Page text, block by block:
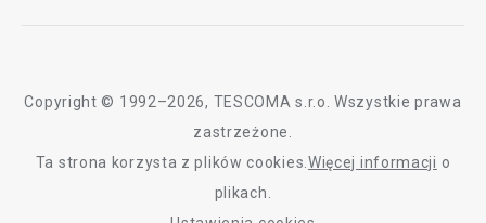
Graficzne oznaczenie produktów
Polityka prywatności
Copyright © 1992–2026, TESCOMA s.r.o. Wszystkie prawa
zastrzeżone.
Ta strona korzysta z plików cookies. Więcej informacji o
plikach.